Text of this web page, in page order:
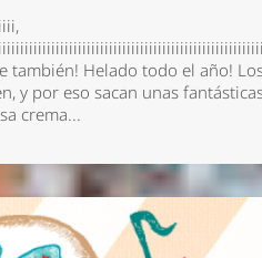
también! Helado todo el año!
y por eso sacan unas
crema...